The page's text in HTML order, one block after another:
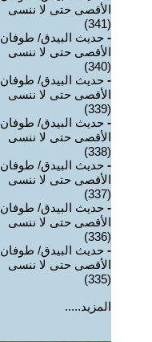
الأقصى حتى لا ننسى
(341)
- حديث البيدق/ طوفان
الأقصى حتى لا ننسى
(340)
- حديث البيدق/ طوفان
الأقصى حتى لا ننسى
(339)
- حديث البيدق/ طوفان
الأقصى حتى لا ننسى
(338)
- حديث البيدق/ طوفان
الأقصى حتى لا ننسى
(337)
- حديث البيدق/ طوفان
الأقصى حتى لا ننسى
(336)
- حديث البيدق/ طوفان
الأقصى حتى لا ننسى
(335)
المزيد.....